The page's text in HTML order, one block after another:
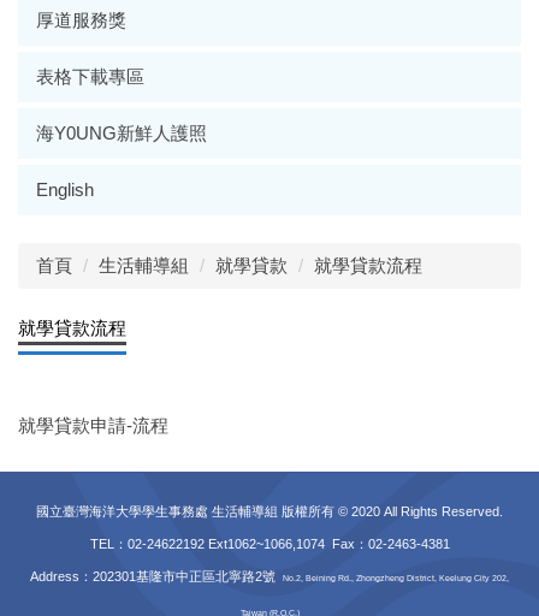
厚道服務獎
表格下載專區
海Y0UNG新鮮人護照
English
首頁 生活輔導組 就學貸款 就學貸款流程
就學貸款流程
就學貸款申請-流程
國立臺灣海洋大學學生事務處 生活輔導組 版權所有 © 2020 All Rights Reserved.
TEL：02-24622192 Ext1062~1066,1074 Fax ：02-2463-4381
Address：202301基隆市中正區北寧路2號 No.2, Beining Rd., Zhongzheng District, Keelung City 202,
Taiwan (R.O.C.)